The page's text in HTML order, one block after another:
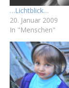
…Lichtblick…
20. Januar 2009
In "Menschen"